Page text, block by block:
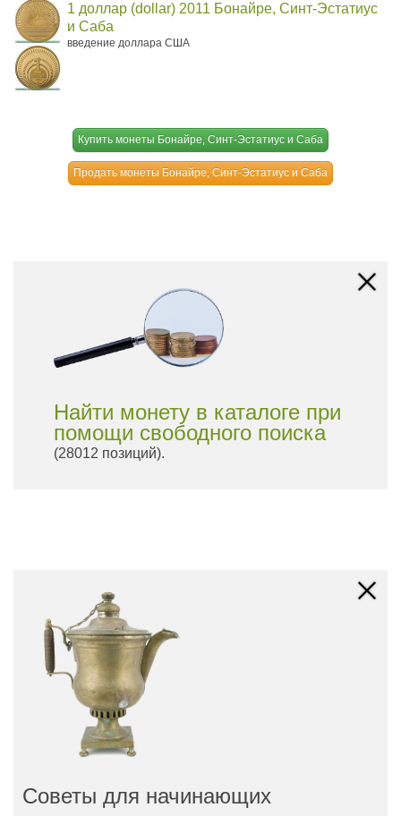
1 доллар (dollar) 2011 Бонайре, Синт-Эстатиус
и Саба
введение доллара США
Купить монеты Бонайре, Синт-Эстатиус и Саба
Продать монеты Бонайре, Синт-Эстатиус и Саба
Найти монету в каталоге при
помощи свободного поиска
(28012 позиций).
Советы для начинающих